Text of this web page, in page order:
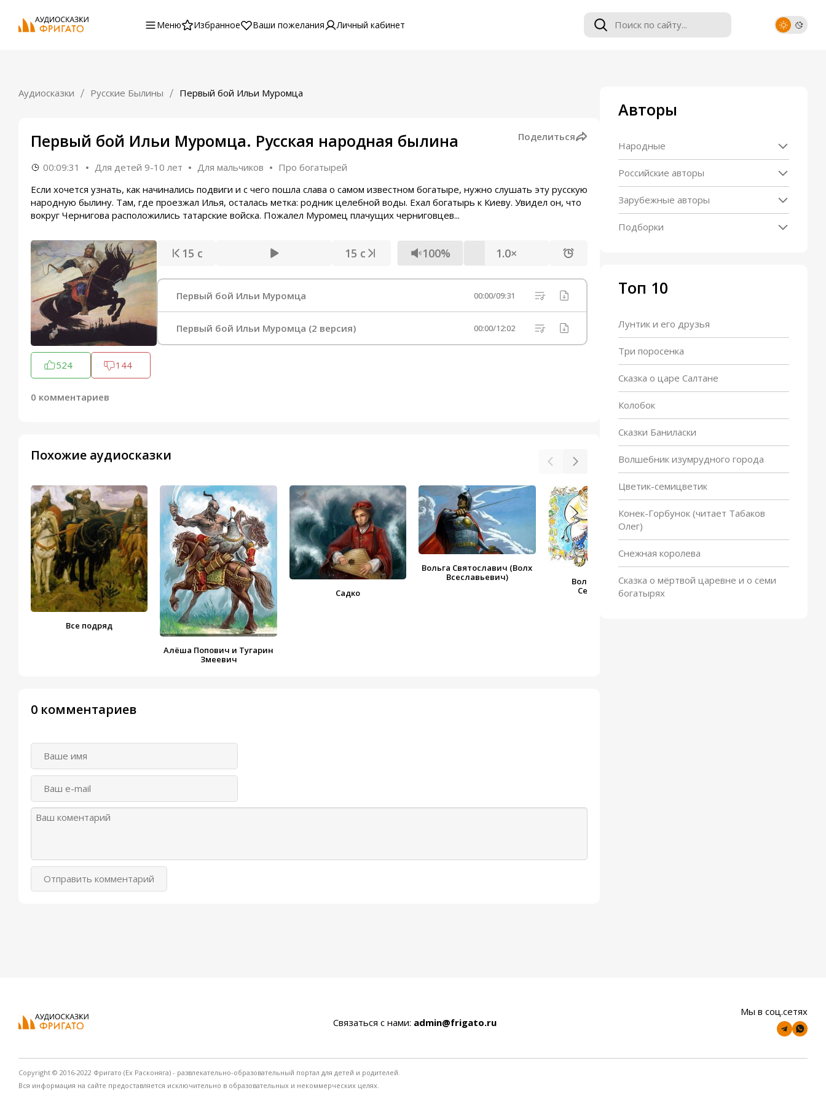
Меню Избранное Ваши пожелания Личный кабинет
Аудиосказки Русские Былины Первый бой Ильи Муромца
Первый бой Ильи Муромца. Русская народная былина Поделиться
00:09:31 Для детей 9-10 лет Для мальчиков
Про богатырей
Если хочется узнать, как начинались подвиги и с чего пошла слава о самом известном богатыре, нужно слушать эту русскую
народную былину. Там, где проезжал Илья, осталась метка: родник целебной воды. Ехал богатырь к Киеву. Увидел он, что
вокруг Чернигова расположились татарские войска. Пожалел Муромец плачущих черниговцев...
524 144
0 комментариев
15 с 15 с 100% 1.0×
Первый бой Ильи Муромца 00:00/09:31
Первый бой Ильи Муромца (2 версия) 00:00/12:02
Похожие аудиосказки
Все подряд
Алёша Попович и Тугарин
Змеевич
Садко
Вольга Святославич (Волх
Всеславьевич)
Вольга и Микула
Селянинович
Добрыня Никитич и Алеша
Попович
0 комментариев
Отправить комментарий
Авторы
Народные
Российские авторы
Зарубежные авторы
Подборки
Топ 10
Лунтик и его друзья
Три поросенка
Сказка о царе Салтане
Колобок
Сказки Баниласки
Волшебник изумрудного города
Цветик-семицветик
Конек-Горбунок (читает Табаков
Олег)
Снежная королева
Сказка о мёртвой царевне и о семи
богатырях
Связаться с нами: admin@frigato.ru
Мы в соц.сетях
Copyright © 2016-2022 Фригато (Ex Расконяга) - развлекательно-образовательный портал для детей и родителей.
Вся информация на сайте предоставляется исключительно в образовательных и некоммерческих целях.